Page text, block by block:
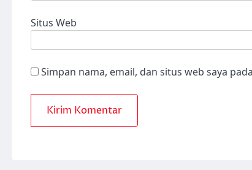
Situs Web
Simpan nama, email, dan situs web saya